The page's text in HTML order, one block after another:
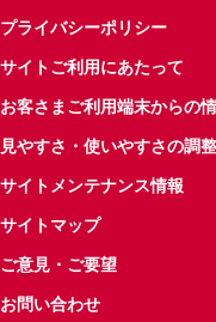
プライバシーポリシー
サイトご利用にあたって
お客さまご利用端末からの
見やすさ・使いやすさの調整
サイトメンテナンス情報
サイトマップ
ご意見・ご要望
お問い合わせ